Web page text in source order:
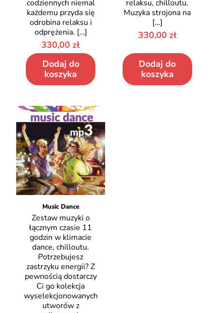
codziennych niemal
każdemu przyda się
odrobina relaksu i
odprężenia. […]
330,00zł
Dodaj do
koszyka
relaksu, chilloutu.
Muzyka strojona na
[…]
330,00 zł
Dodaj do
koszyka
Music Dance
Zestaw muzyki o
łącznym czasie 11
godzin w klimacie
dance, chilloutu.
Potrzebujesz
zastrzyku energii? Z
pewnością dostarczy
Ci go kolekcja
wyselekcjonowanych
utworów z